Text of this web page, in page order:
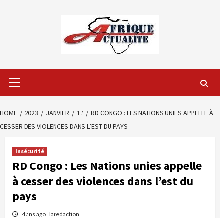
Menu
HOME 2023 JANVIER 17
RD CONGO : LES NATIONS UNIES APPELLE À
CESSER DES VIOLENCES DANS L’EST DU PAYS
Insécurité
RD Congo : Les Nations unies appelle
à cesser des violences dans l’est du
pays
4 ans ago laredaction